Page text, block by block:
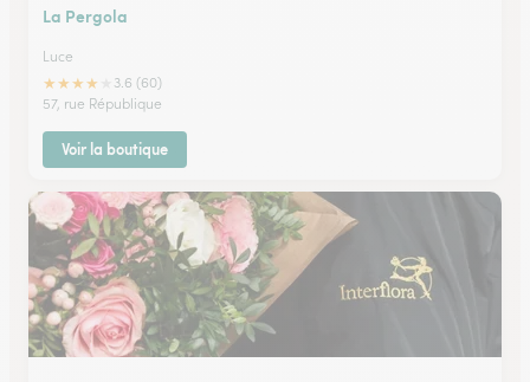
La Pergola
Luce
★★★★
3.6 (60)
57, rue République
Voir la boutique